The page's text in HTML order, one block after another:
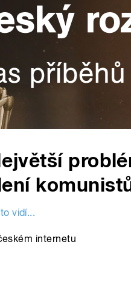
vidí...
internetu